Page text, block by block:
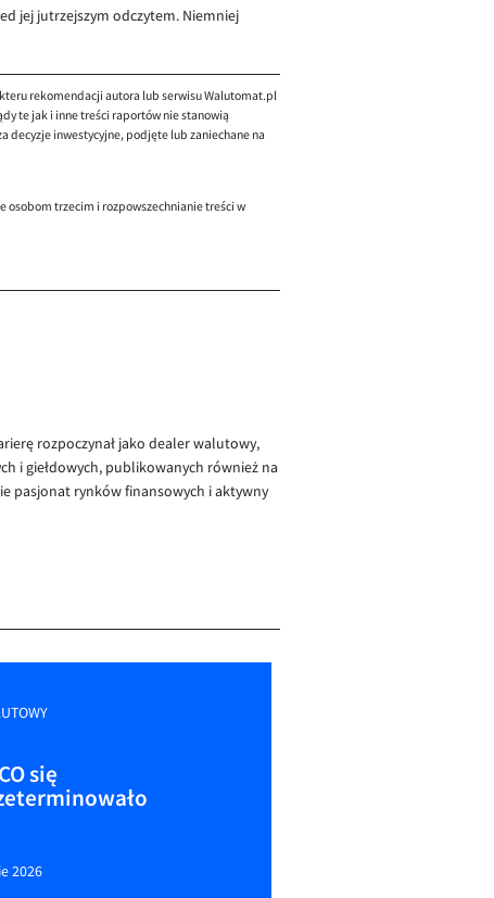
jej jutrzejszym odczytem. Niemniej
rekomendacji autora lub serwisu Walutomat.pl
te jak i inne treści raportów nie stanowią
decyzje inwestycyjne, podjęte lub zaniechane na
osobom trzecim i rozpowszechnianie treści w
rozpoczynał jako dealer walutowy,
i giełdowych, publikowanych również na
pasjonat rynków finansowych i aktywny
się
2026